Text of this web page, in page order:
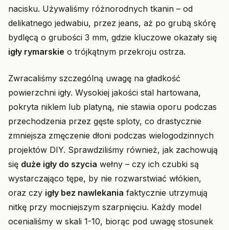
nacisku. Używaliśmy różnorodnych tkanin – od
delikatnego jedwabiu, przez jeans, aż po grubą skórę
bydlęcą o grubości 3 mm, gdzie kluczowe okazały się
igły rymarskie o trójkątnym przekroju ostrza.
Zwracaliśmy szczególną uwagę na gładkość
powierzchni igły. Wysokiej jakości stal hartowana,
pokryta niklem lub platyną, nie stawia oporu podczas
przechodzenia przez gęste sploty, co drastycznie
zmniejsza zmęczenie dłoni podczas wielogodzinnych
projektów DIY. Sprawdziliśmy również, jak zachowują
się duże igły do szycia wełny – czy ich czubki są
wystarczająco tępe, by nie rozwarstwiać włókien,
oraz czy igły bez nawlekania faktycznie utrzymują
nitkę przy mocniejszym szarpnięciu. Każdy model
ocenialiśmy w skali 1-10, biorąc pod uwagę stosunek